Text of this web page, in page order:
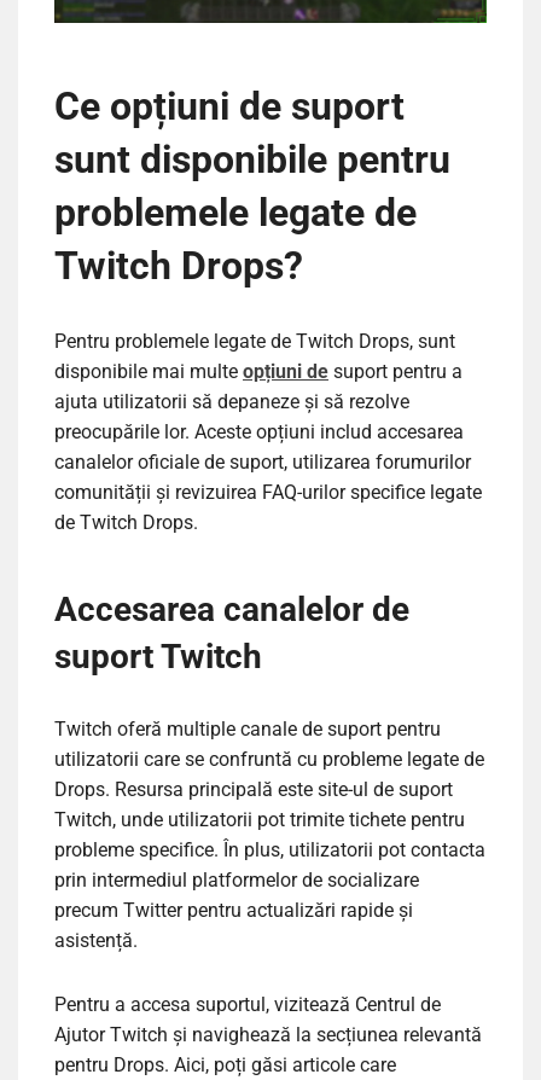
Ce opțiuni de suport
sunt disponibile pentru
problemele legate de
Twitch Drops?
Pentru problemele legate de Twitch Drops, sunt
disponibile mai multe opțiuni de suport pentru a
ajuta utilizatorii să depaneze și să rezolve
preocupările lor. Aceste opțiuni includ accesarea
canalelor oficiale de suport, utilizarea forumurilor
comunității și revizuirea FAQ-urilor specifice legate
de Twitch Drops.
Accesarea canalelor de
suport Twitch
Twitch oferă multiple canale de suport pentru
utilizatorii care se confruntă cu probleme legate de
Drops. Resursa principală este site-ul de suport
Twitch, unde utilizatorii pot trimite tichete pentru
probleme specifice. În plus, utilizatorii pot contacta
prin intermediul platformelor de socializare
precum Twitter pentru actualizări rapide și
asistență.
Pentru a accesa suportul, vizitează Centrul de
Ajutor Twitch și navighează la secțiunea relevantă
pentru Drops. Aici, poți găsi articole care